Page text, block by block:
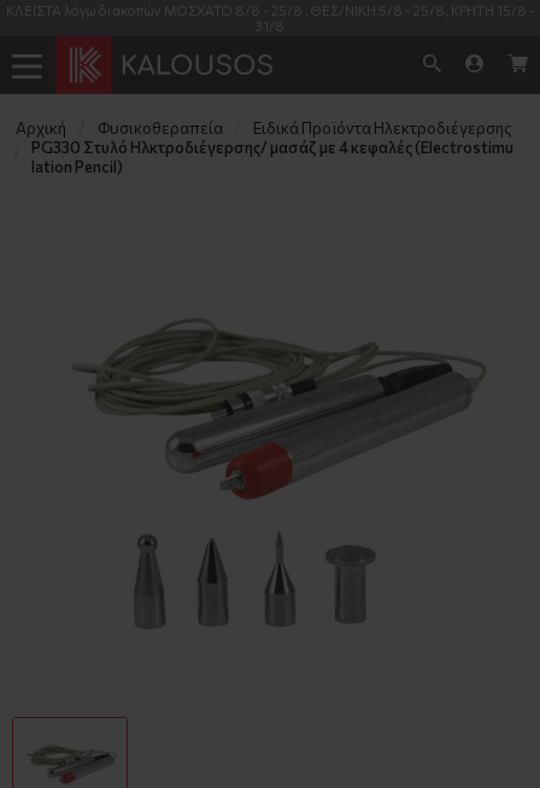
ΚΛΕΙΣΤΑ λόγω διακοπών ΜΟΣΧΑΤΟ 8/8 - 25/8 , ΘΕΣ/ΝΙΚΗ 5/8 - 25/8, ΚΡΗΤΗ 15/8 -
31/8
Αρχική Φυσικοθεραπεία
Ειδικά Προϊόντα Ηλεκτροδιέγερσης
PG330 Στυλό Ηλκτροδιέγερσης/ μασάζ με 4 κεφαλές (Electrostimu
lation Pencil)